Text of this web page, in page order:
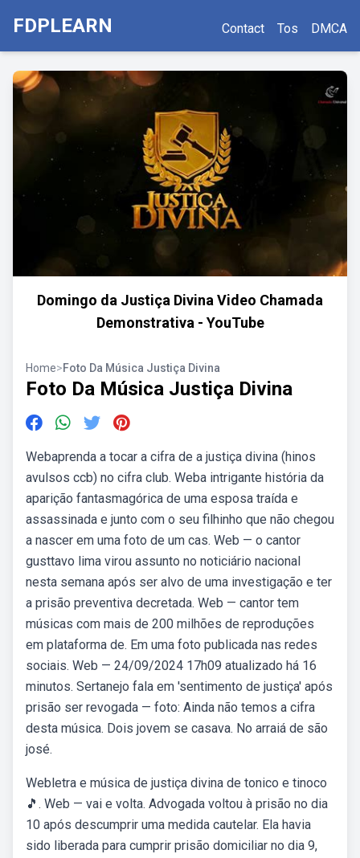
FDPLEARN Contact Tos DMCA
Domingo da Justiça Divina Video Chamada
Demonstrativa - YouTube
Home>Foto Da Música Justiça Divina
Foto Da Música Justiça Divina
Webaprenda a tocar a cifra de a justiça divina (hinos
avulsos ccb) no cifra club. Weba intrigante história da
aparição fantasmagórica de uma esposa traída e
assassinada e junto com o seu filhinho que não chegou
a nascer em uma foto de um cas. Web — o cantor
gusttavo lima virou assunto no noticiário nacional
nesta semana após ser alvo de uma investigação e ter
a prisão preventiva decretada. Web — cantor tem
músicas com mais de 200 milhões de reproduções
em plataforma de. Em uma foto publicada nas redes
sociais. Web — 24/09/2024 17h09 atualizado há 16
minutos. Sertanejo fala em 'sentimento de justiça' após
prisão ser revogada — foto: Ainda não temos a cifra
desta música. Dois jovem se casava. No arraiá de são
josé.
Webletra e música de justiça divina de tonico e tinoco
🎵. Web — vai e volta. Advogada voltou à prisão no dia
10 após descumprir uma medida cautelar. Ela havia
sido liberada para cumprir prisão domiciliar no dia 9,